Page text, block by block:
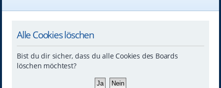
Alle Cookies löschen
Bist du dir sicher, dass du alle Cookies des Boards
löschen möchtest?